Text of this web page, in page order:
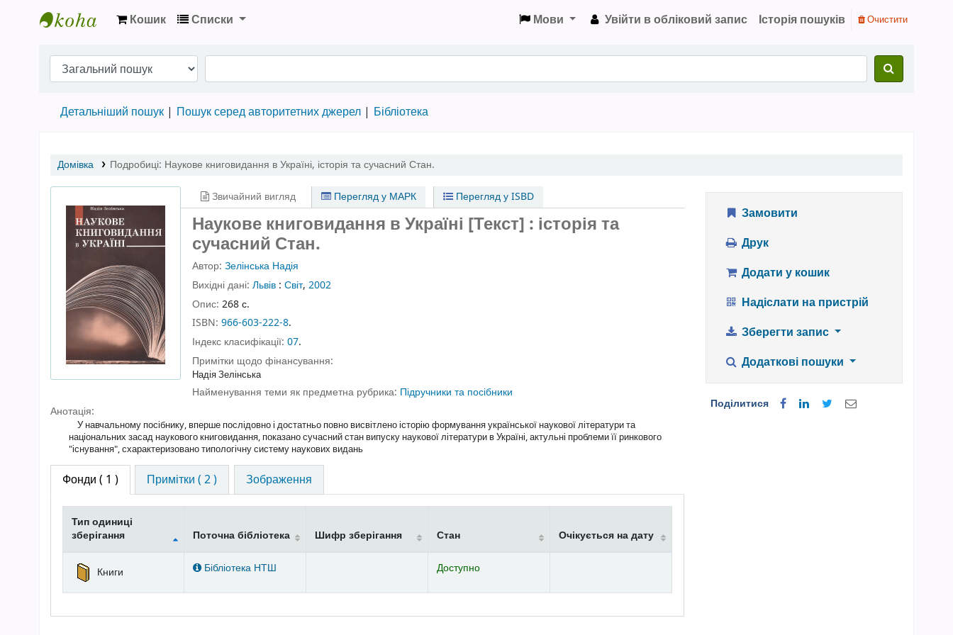
Кошик Списки Мови Увійти в обліковий запис Історія пошуків Очистити
Детальніший пошук Пошук серед авторитетних джерел Бібліотека
Домівка Подробиці: Наукове книговидання в Україні, історія та сучасний Стан.
Звичайний вигляд Перегляд у МАРК Перегляд у ISBD
Наукове книговидання в Україні [Текст] : історія та
сучасний Стан.
Автор: Зелінська Надія
Вихідні дані: Львів : Світ, 2002
Опис: 268 с.
ISBN: 966-603-222-8.
Індекс класифікації: 07.
Примітки щодо фінансування:
Надія Зелінська
Найменування теми як предметна рубрика: Підручники та посібники
Анотація:
У навчальному посібнику, вперше послідовно і достатньо повно висвітлено історію формування української наукової літератури та
національних засад наукового книговидання, показано сучасний стан випуску наукової літератури в Україні, актульні проблеми її ринкового
"існування", схарактеризовано типологічну систему наукових видань
Фонди ( 1 ) Примітки ( 2 ) Зображення
Фонди
Тип одиниці
зберігання
Поточна бібліотека Шифр зберігання Стан Очікується на дату
Книги Бібліотека НТШ Доступно
Замовити
Друк
Додати у кошик
Надіслати на пристрій
Зберегти запис
Додаткові пошуки
Поділитися